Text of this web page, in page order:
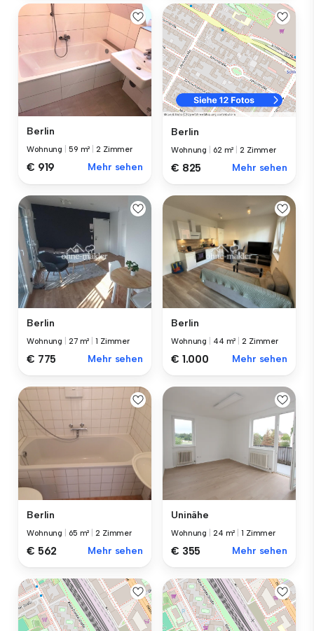
Berlin
Wohnung 59 m² |2 Zimmer
€ 919 Mehr sehen
Berlin
Wohnung 62 m² |2 Zimmer
€ 825 Mehr sehen
Berlin
Wohnung 27 m² |1 Zimmer
€ 775 Mehr sehen
Berlin
Wohnung 44 m² |2 Zimmer
€ 1.000 Mehr sehen
Berlin
Wohnung 65 m² |2 Zimmer
€ 562 Mehr sehen
Uninähe
Wohnung 24 m² |1 Zimmer
€ 355 Mehr sehen